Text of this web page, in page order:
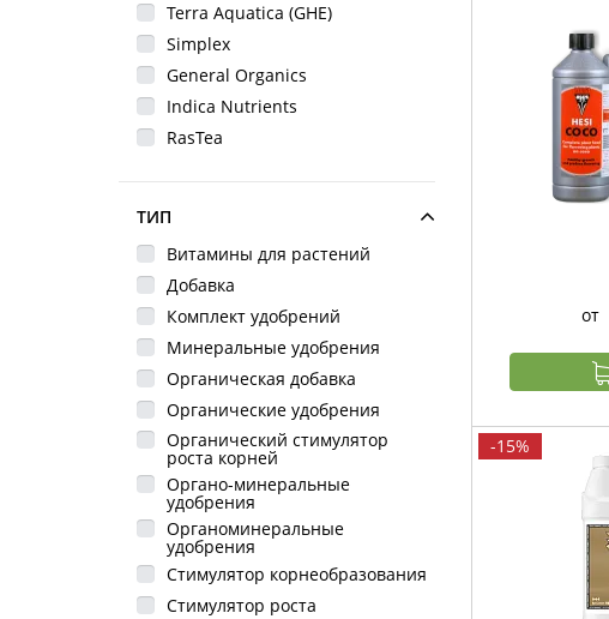
Terra Aquatica (GHE)
Simplex
General Organics
Indica Nutrients
RasTea
ТИП
Витамины для растений
Добавка
Комплект удобрений
Минеральные удобрения
Органическая добавка
Органические удобрения
Органический стимулятор
роста корней
Органо-минеральные
удобрения
Органоминеральные
удобрения
Стимулятор корнеобразования
Стимулятор роста
от
-15%